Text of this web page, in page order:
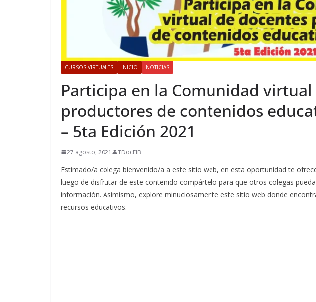
CURSOS VIRTUALES INICIO NOTICIAS
Participa en la Comunidad
productores de contenidos
– 5ta Edición 2021
27 agosto, 2021 TDocEIB
Estimado/a colega bienvenido/a a este sitio web, en esta oportunidad te
luego de disfrutar de este contenido compártelo para que otros colegas
información. Asimismo, explore minuciosamente este sitio web donde
recursos educativos.